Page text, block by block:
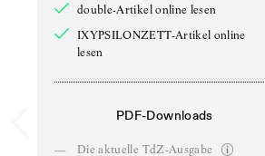
double-Artikel online lesen
IXYPSILONZETT-Artikel online
lesen
PDF-Downloads
—
Die aktuelle TdZ-Ausgabe